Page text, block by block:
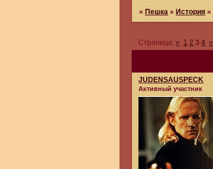
» Пешка » История »
Страница:« 1 2 3 4 »
JUDENSAUSPECK
Активный участник